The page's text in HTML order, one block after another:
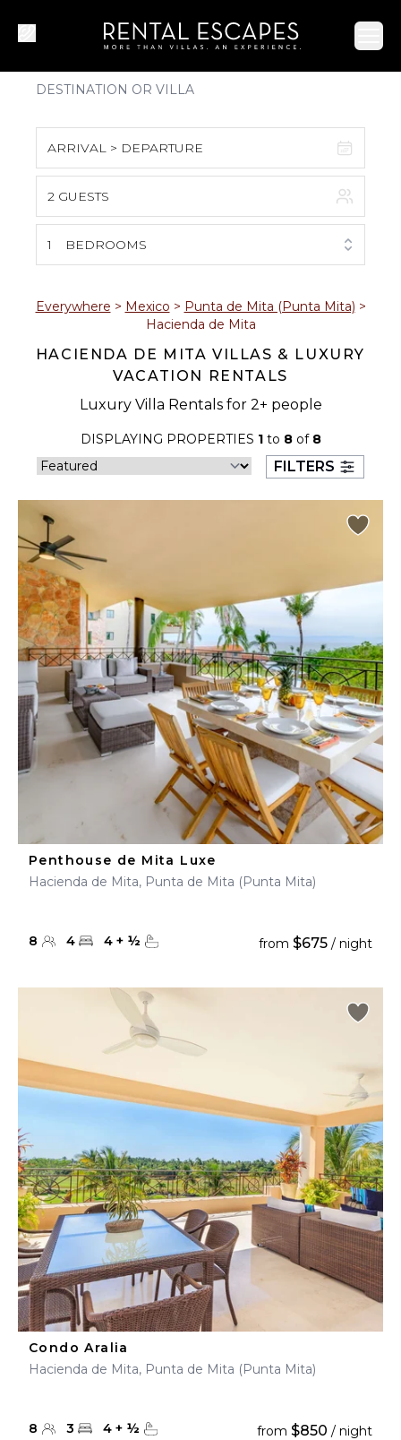
ARRIVAL > DEPARTURE
S M T W T F S
1
2 3 4 5 6 7 8
17 18 19 20 21
30 31
September 2026
6 7 8 9 10 12
13 14 15 16 17 18 19
20 21 22 23 24 25 26
27 28 29 30
2 GUESTS
1 BEDROOMS
Everywhere > Mexico > Punta de Mita (Punta Mita) >
Hacienda de Mita
HACIENDA DE MITA VILLAS & LUXURY
VACATION RENTALS
Luxury Villa Rentals for 2+ people
DISPLAYING PROPERTIES 1to 8of 8
FILTERS
Penthouse de Mita Luxe
Hacienda de Mita, Punta de Mita (Punta Mita)
8 4 4 + ½ from $675 / night
Condo Aralia
Hacienda de Mita, Punta de Mita (Punta Mita)
8 3 4 + ½ from $850 / night